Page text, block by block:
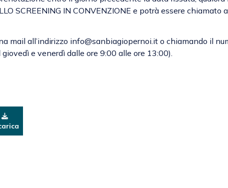
SCREENING IN CONVENZIONE e potrà essere
mail all’indirizzo info@sanbiagiopernoi.it o chiamando il
e venerdì dalle ore 9:00 alle ore 13:00).